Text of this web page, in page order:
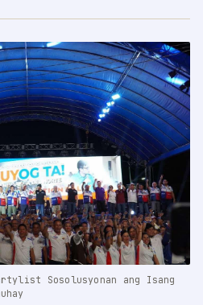
Sosolusyonan ang Isang